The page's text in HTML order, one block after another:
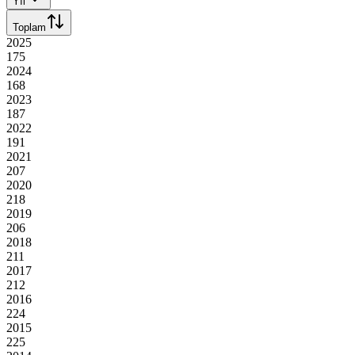
Toplam
2025
175
2024
168
2023
187
2022
191
2021
207
2020
218
2019
206
2018
211
2017
212
2016
224
2015
225